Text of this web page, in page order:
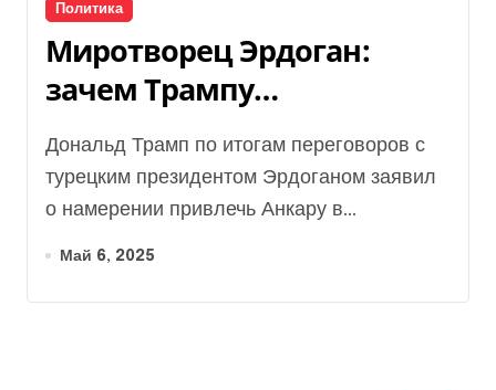
Политика
Миротворец Эрдоган:
зачем Трампу
понадобился помощник
для мирных переговоров
по Украине
Дональд Трамп по итогам переговоров с
турецким президентом Эрдоганом заявил
о намерении привлечь Анкару в...
Май 6, 2025